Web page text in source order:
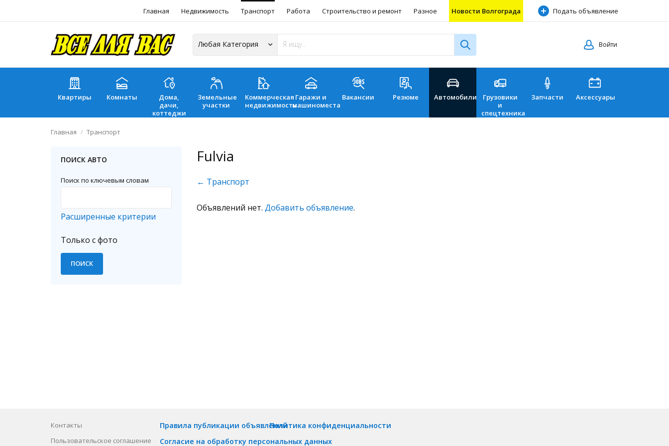
Главная Недвижимость Транспорт Работа Строительство и ремонт Разное Новости Волгограда Подать объявление
Войти
Квартиры Комнаты
Дома,
дачи,
коттеджи
Земельные
участки
Коммерческая
недвижимость
Гаражи и
машиноместа
Вакансии Резюме Автомобили
Грузовики
и
спецтехника
Запчасти Аксессуары
Главная Транспорт
ПОИСК АВТО
Поиск по ключевым словам
Расширенные критерии
Только с фото
Fulvia
← Транспорт
Объявлений нет. Добавить объявление.
Контакты
Пользовательское соглашение
Правила публикации объявлений
Согласие на обработку персональных данных
Политика конфиденциальности